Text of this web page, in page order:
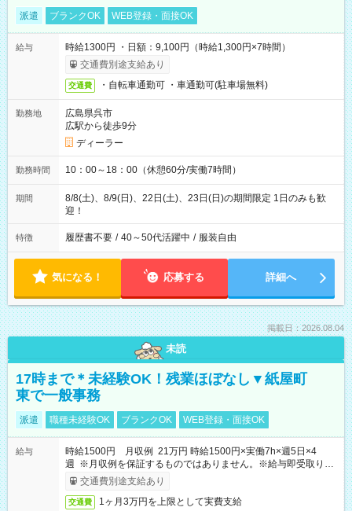
派遣 ブランクOK WEB登録・面接OK
給与
時給1300円 ・日額：9,100円（時給1,300円×7時間）
交通費別途支給あり
交通費 ・自転車通勤可 ・車通勤可(駐車場無料)
勤務地
広島県呉市
広駅から徒歩9分
ディーラー
勤務時間 10：00～18：00（休憩60分/実働7時間）
期間
8/8(土)、8/9(日)、22日(土)、23日(日)の期間限定 1日のみも歓
迎！
特徴 履歴書不要 / 40～50代活躍中 / 服装自由
気になる！ 応募する 詳細へ
掲載日：2026.08.04
未読
17時まで＊未経験OK！残業ほぼなし▼紙屋町
東で一般事務
派遣 職種未経験OK ブランクOK WEB登録・面接OK
給与
時給1500円 月収例 21万円 時給1500円×実働7h×週5日×4
週 ※月収例を保証するものではありません。※給与即受取りサ
ービス利用可（利用条件有）
交通費別途支給あり
交通費 1ヶ月3万円を上限として実費支給